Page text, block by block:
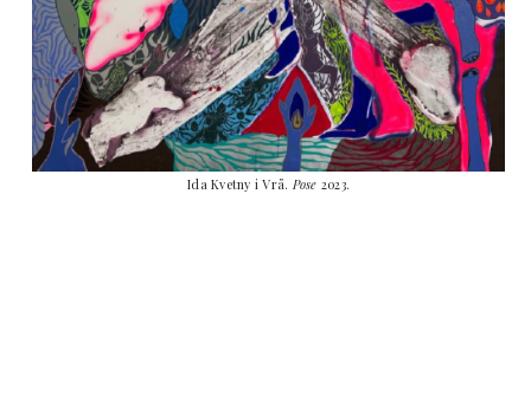
Ida Kvetny i Vrå. Pose 2023.